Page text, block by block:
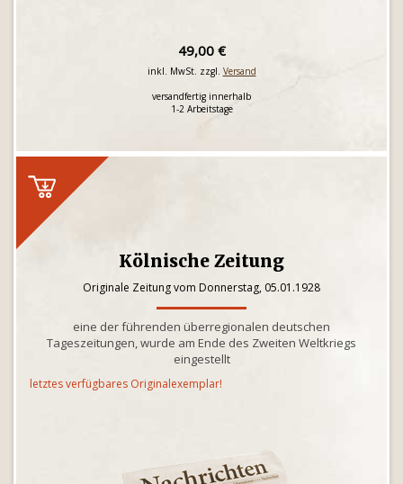
49,00 €
inkl. MwSt. zzgl. Versand
versandfertig innerhalb
1-2 Arbeitstage
Kölnische Zeitung
Originale Zeitung vom Donnerstag, 05.01.1928
eine der führenden überregionalen deutschen
Tageszeitungen, wurde am Ende des Zweiten Weltkriegs
eingestellt
letztes verfügbares Originalexemplar!